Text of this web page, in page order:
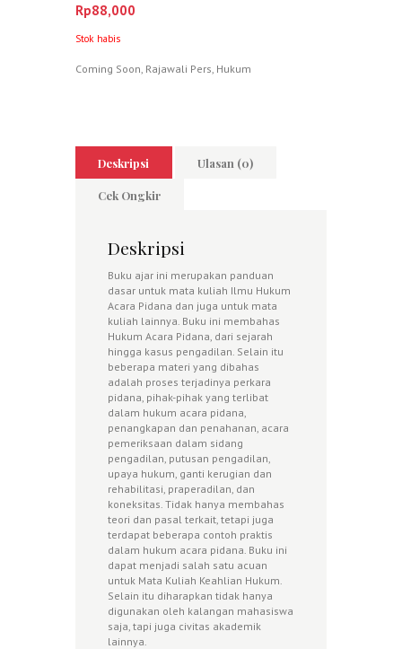
Rp88,000
Stok habis
Coming Soon, Rajawali Pers, Hukum
Deskripsi Ulasan (0)
Cek Ongkir
Deskripsi
Buku ajar ini merupakan panduan
dasar untuk mata kuliah Ilmu Hukum
Acara Pidana dan juga untuk mata
kuliah lainnya. Buku ini membahas
Hukum Acara Pidana, dari sejarah
hingga kasus pengadilan. Selain itu
beberapa materi yang dibahas
adalah proses terjadinya perkara
pidana, pihak-pihak yang terlibat
dalam hukum acara pidana,
penangkapan dan penahanan, acara
pemeriksaan dalam sidang
pengadilan, putusan pengadilan,
upaya hukum, ganti kerugian dan
rehabilitasi, praperadilan, dan
koneksitas. Tidak hanya membahas
teori dan pasal terkait, tetapi juga
terdapat beberapa contoh praktis
dalam hukum acara pidana. Buku ini
dapat menjadi salah satu acuan
untuk Mata Kuliah Keahlian Hukum.
Selain itu diharapkan tidak hanya
digunakan oleh kalangan mahasiswa
saja, tapi juga civitas akademik
lainnya.